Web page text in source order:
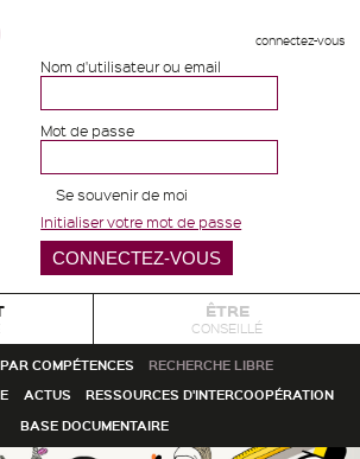
connectez-vous
Nom d'utilisateur ou email
Mot de passe
Se souvenir de moi
Initialiser votre mot de passe
ÊTRE
CONSEILLÉ
COMPÉTENCES
RECHERCHE LIBRE
ACTUS
RESSOURCES D'INTERCOOPÉRATION
BASE DOCUMENTAIRE